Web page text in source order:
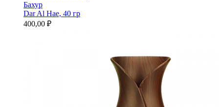
Бахур
Dar Al Hae, 40 гр
400,00 ₽